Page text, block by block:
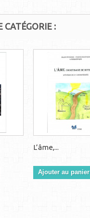
CATÉGORIE :
L’âme,...
Ajouter au panier